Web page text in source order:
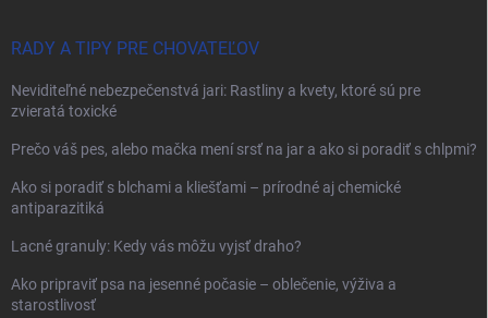
RADY A TIPY PRE CHOVATEĽOV
Neviditeľné nebezpečenstvá jari: Rastliny a kvety, ktoré sú pre
zvieratá toxické
Prečo váš pes, alebo mačka mení srsť na jar a ako si poradiť s chlpmi?
Ako si poradiť s blchami a kliešťami – prírodné aj chemické
antiparazitiká
Lacné granuly: Kedy vás môžu vyjsť draho?
Ako pripraviť psa na jesenné počasie – oblečenie, výživa a
starostlivosť